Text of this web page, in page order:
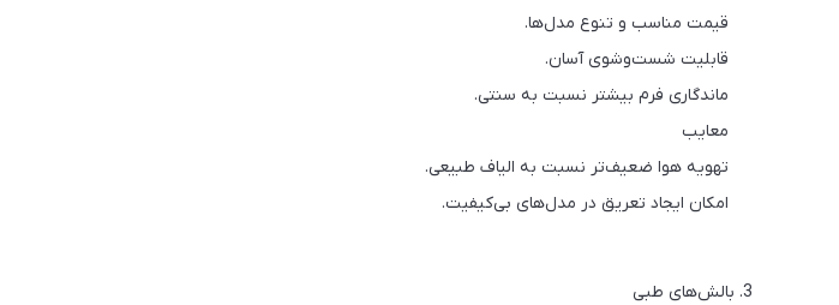
قیمت مناسب و تنوع مدل‌ها.
قابلیت شست‌وشوی آسان.
ماندگاری فرم بیشتر نسبت به سنتی.
معایب
تهویه هوا ضعیف‌تر نسبت به الیاف طبیعی.
امکان ایجاد تعریق در مدل‌های بی‌کیفیت.
3. بالش‌های طبی